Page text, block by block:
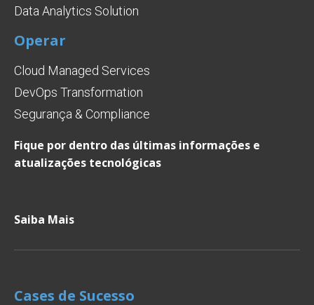
Data Analytics Solution
Operar
Cloud Managed Services
DevOps Transformation
Segurança & Compliance
Fique por dentro das últimas informações e
atualizações tecnológicas
Saiba Mais
Cases de Sucesso